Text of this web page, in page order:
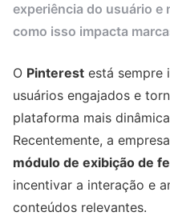
experiência do usuário e
como isso impacta
O Pinterest está sempre
usuários engajados e
plataforma mais
Recentemente, a
módulo de exibição de
incentivar a interação e
conteúdos relevantes.